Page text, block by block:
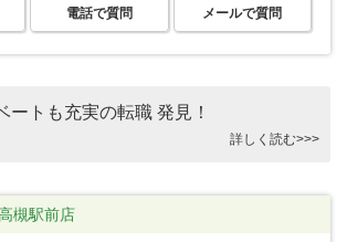
電話で質問 メールで質問
ートも充実の転職 発見！
詳しく読む>>>
槻駅前店